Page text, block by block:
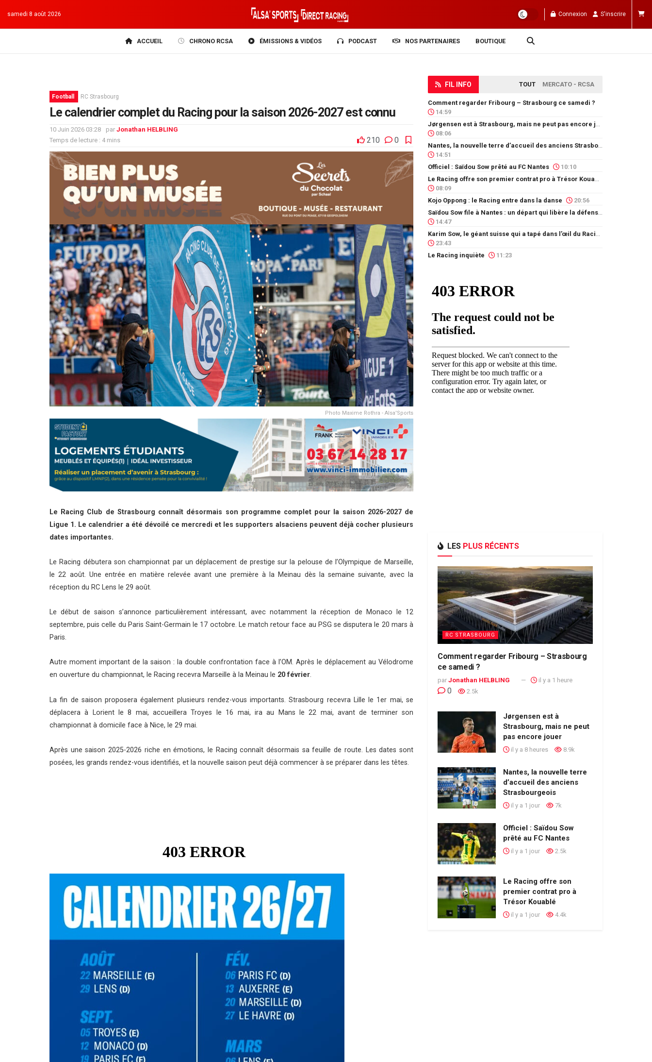
samedi 8 août 2026 Connexion S'inscrire
ACCUEIL CHRONO RCSA ÉMISSIONS & VIDÉOS PODCAST NOS PARTENAIRES BOUTIQUE
Football RC Strasbourg
Le calendrier complet du Racing pour la saison 2026-2027 est connu
10 Juin 2026 03:28 par Jonathan HELBLING
Temps de lecture : 4 mins
210 0
Photo Maxime Rothra - Alsa'Sports
Le Racing Club de Strasbourg connaît désormais son programme complet pour la saison 2026-2027 de
Ligue 1. Le calendrier a été dévoilé ce mercredi et les supporters alsaciens peuvent déjà cocher plusieurs
dates importantes.
Le Racing débutera son championnat par un déplacement de prestige sur la pelouse de l’Olympique de Marseille,
le 22 août. Une entrée en matière relevée avant une première à la Meinau dès la semaine suivante, avec la
réception du RC Lens le 29 août.
Le début de saison s’annonce particulièrement intéressant, avec notamment la réception de Monaco le 12
septembre, puis celle du Paris Saint-Germain le 17 octobre. Le match retour face au PSG se disputera le 20 mars à
Paris.
Autre moment important de la saison : la double confrontation face à l’OM. Après le déplacement au Vélodrome
en ouverture du championnat, le Racing recevra Marseille à la Meinau le 20 février.
La fin de saison proposera également plusieurs rendez-vous importants. Strasbourg recevra Lille le 1er mai, se
déplacera à Lorient le 8 mai, accueillera Troyes le 16 mai, ira au Mans le 22 mai, avant de terminer son
championnat à domicile face à Nice, le 29 mai.
Après une saison 2025-2026 riche en émotions, le Racing connaît désormais sa feuille de route. Les dates sont
posées, les grands rendez-vous identifiés, et la nouvelle saison peut déjà commencer à se préparer dans les têtes.
FIL INFO TOUT MERCATO - RCSA
Comment regarder Fribourg – Strasbourg ce samedi ?
14:59
08:06
14:51
Officiel : Saïdou Sow prêté au FC Nantes
10:10
08:09
Kojo Oppong : le Racing entre dans la danse
20:56
14:47
23:43
Le Racing inquiète
11:23
LES PLUS RÉCENTS
RC STRASBOURG
Comment regarder Fribourg – Strasbourg
ce samedi ?
par Jonathan HELBLING il y a 1 heure
0 2.5k
Jørgensen est à
Strasbourg, mais ne peut
pas encore jouer
il y a 8 heures 8.9k
Nantes, la nouvelle terre
d’accueil des anciens
Strasbourgeois
il y a 1 jour 7k
Officiel : Saïdou Sow
prêté au FC Nantes
il y a 1 jour 2.5k
Le Racing offre son
premier contrat pro à
Trésor Kouablé
il y a 1 jour 4.4k